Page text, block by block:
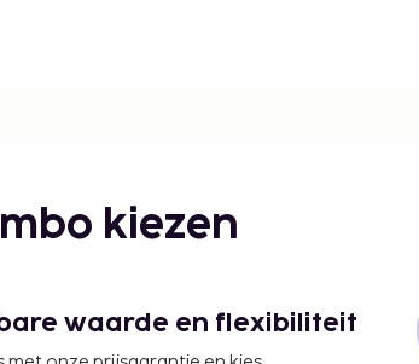
kiezen
waarde en flexibiliteit